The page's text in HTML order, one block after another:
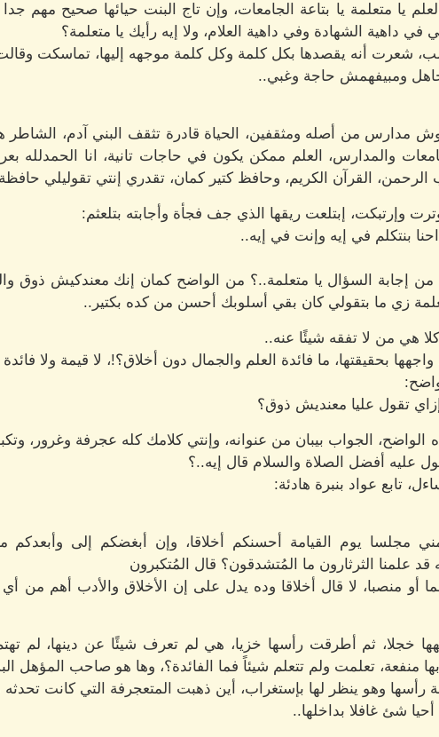
يا متعلمة يا بتاعة الجامعات، وإن تاج البنت حيائها صحيح مهم
في داهية الشهادة وفي داهية العلام، ولا إيه رأيك يا متعلمة؟
شعرت أنه يقصدها بكل كلمة وكل كلمة موجهه إليها، تماسكت
ومبيفهمش حاجة وغبي..
مدارس من أصله ومثقفين، الحياة قادرة تثقف البني آدم، الشاطر هو
والمدارس، العلم ممكن يكون في حاجات تانية، انا الحمدلله
الرحمن، القرآن الكريم، وحافظ كتير كمان، تقدري إنتي تقوليلي
وإرتبكت، إبتلعت ريقها الذي جف فجأة وأجابته بتلعثم:
بنتكلم في إيه وإنت في إيه..
من إجابة السؤال يا متعلمة..؟ من الواضح كمان إنك معندكيش ذوق
زي ما بتقولي كان بقي أسلوبك أحسن من كده بكتير..
هي من لا تفقه شيئًا عنه..
بحقيقتها، ما فائدة العلم والجمال دون أخلاق؟!، لا قيمة ولا
تقول عليا معنديش ذوق؟
الواضح، الجواب بيبان من عنوانه، وإنتي كلامك كله عجرفة وغرور،
عليه أفضل الصلاة والسلام قال إيه..؟
تابع عواد بنبرة هادئة:
مجلسا يوم القيامة أحسنكم أخلاقا، وإن أبغضكم إلى وأبعدكم
قد علمنا الثرثارون ما المُتشدقون؟ قال المُتكبرون
أو منصبا، لا قال أخلاقا وده يدل على إن الأخلاق والأدب أهم
خجلا، ثم أطرقت رأسها خزيا، هي لم تعرف شيئًا عن دينها، لم
تعلمت ولم تتعلم شيئاً فما الفائدة؟، وها هو صاحب المؤهل
وهو ينظر لها بإستغراب، أين ذهبت المتعجرفة التي كانت تحدثه
شئ غافلا بداخلها..